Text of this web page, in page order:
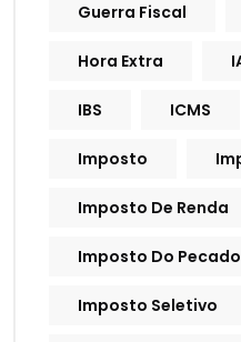
Guerra Fiscal
Hora Extra
IBS ICMS
Imposto
Imposto De Renda
Imposto Do Pecado
Imposto Seletivo